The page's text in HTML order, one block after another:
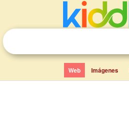
Web Imágenes